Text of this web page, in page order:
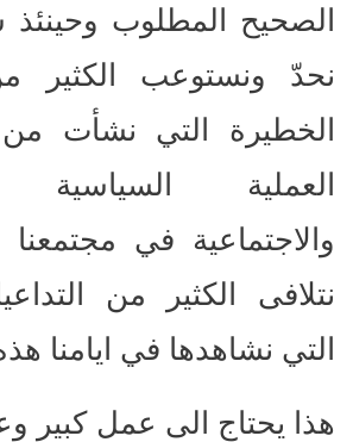
الصحيح المطلوب
نحدّ ونستوعب الكثير
الخطيرة التي نشأت
العملية السياسية
والاجتماعية في
نتلافى الكثير من
التي نشاهدها في ايامنا
هذا يحتاج الى عمل كبير